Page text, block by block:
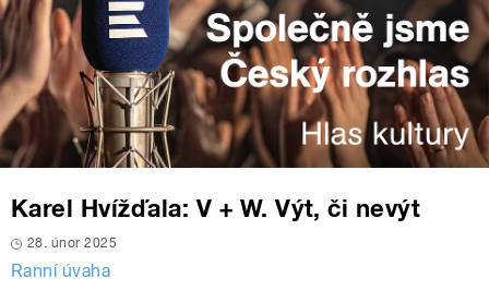
Karel Hvížďala: V + W. Výt, či nevýt
28. únor 2025
Ranní úvaha